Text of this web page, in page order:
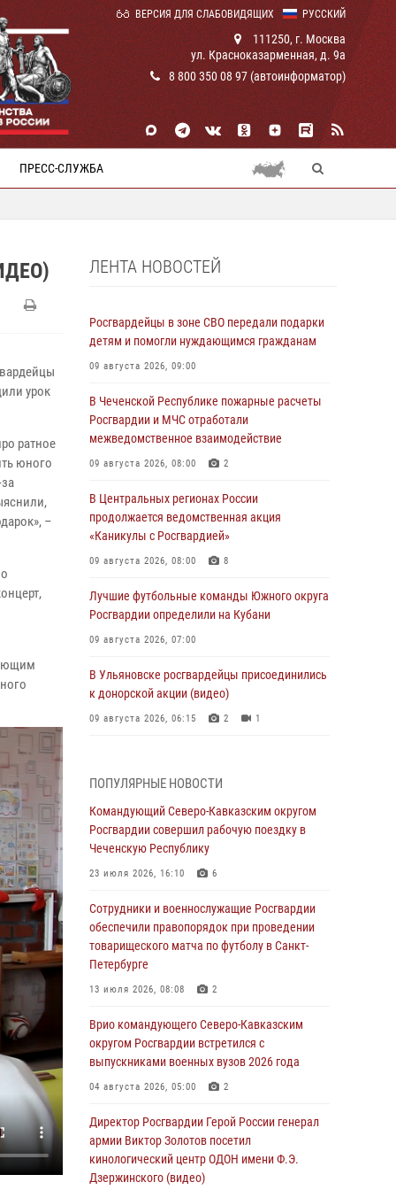
РУССКИЙ
ВЕРСИЯ ДЛЯ СЛАБОВИДЯЩИХ
111250, г. Москва
ул. Красноказарменная, д. 9а
8 800 350 08 97 (автоинформатор)
ПРЕСС-СЛУЖБА
урок
ратное
юного
–
ЛЕНТА НОВОСТЕЙ
Росгвардейцы в зоне СВО передали подарки
детям и помогли нуждающимся гражданам
09 августа 2026, 09:00
В Чеченской Республике пожарные расчеты
Росгвардии и МЧС отработали
межведомственное взаимодействие
09 августа 2026, 08:00 2
В Центральных регионах России
продолжается ведомственная акция
«Каникулы с Росгвардией»
09 августа 2026, 08:00 8
Лучшие футбольные команды Южного округа
Росгвардии определили на Кубани
09 августа 2026, 07:00
В Ульяновске росгвардейцы присоединились
к донорской акции (видео)
09 августа 2026, 06:15 2 1
Росгвардейцы провели занятие по
стрелковой подготовке для воспитанников
Центра детского, юношеского туризма и
Республики
09 августа 2026, 05:00
Всероссийская ведомственная акции
«Каникулы с Росгвардией проходит в Сибири
Росгвардейцы провели патриотическое
занятие для детей на Поклонной горе в
Москве (видео)
В ЛНР росгвардейцы провели тренировку по
единоборствам для юных воспитанников
спортивной школы
ПОПУЛЯРНЫЕ НОВОСТИ
Командующий Северо-Кавказским округом
Росгвардии совершил рабочую поездку в
Чеченскую Республику
23 июля 2026, 16:10 6
Сотрудники и военнослужащие Росгвардии
обеспечили правопорядок при проведении
товарищеского матча по футболу в Санкт-
Петербурге
13 июля 2026, 08:08 2
Врио командующего Северо-Кавказским
округом Росгвардии встретился с
выпускниками военных вузов 2026 года
04 августа 2026, 05:00 2
Директор Росгвардии Герой России генерал
армии Виктор Золотов посетил
кинологический центр ОДОН имени Ф.Э.
Дзержинского (видео)